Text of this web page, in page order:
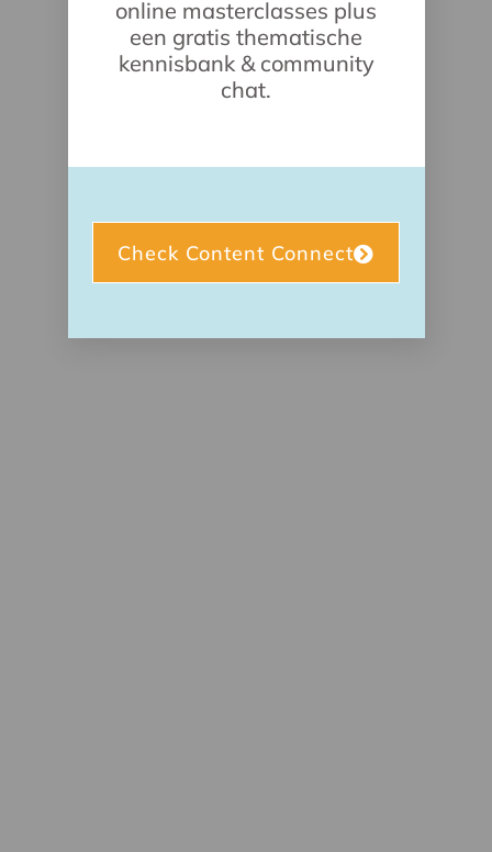
online masterclasses plus
een gratis thematische
kennisbank & community
chat.
Check Content Connect